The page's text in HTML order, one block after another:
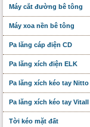
Máy cắt đường bê tông
Máy xoa nền bê tông
Pa lăng cáp điện CD
Pa lăng xích điện ELK
Pa lăng xích kéo tay Nitto
Pa lăng xích kéo tay Vitall
Tời kéo mặt đất